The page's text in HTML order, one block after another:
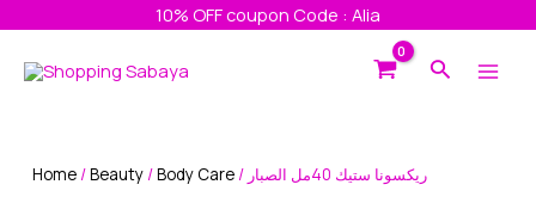
content
10% OFF coupon Code : Alia
Search
Home/Beauty/Body Care / ريكسونا ستيك 40مل الصبار